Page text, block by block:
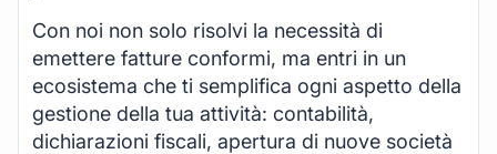
Con noi non solo risolvi la necessità di
emettere fatture conformi, ma entri in un
ecosistema che ti semplifica ogni aspetto della
gestione della tua attività: contabilità,
dichiarazioni fiscali, apertura di nuove società